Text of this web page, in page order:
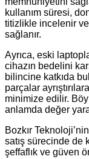
kullanım süresi,
titizlikle incelenir
sağlanır.
Ayrıca, eski
cihazın bedelini
bilincine katkıda
parçalar
minimize edilir.
anlamda değer
Bozkır
satış sürecinde de
şeffaflık ve güven